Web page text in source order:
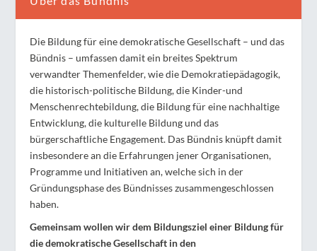
Die Bildung für eine demokratische Gesellschaft – und das
Bündnis – umfassen damit ein breites Spektrum
verwandter Themenfelder, wie die Demokratiepädagogik,
die historisch-politische Bildung, die Kinder-und
Menschenrechtebildung, die Bildung für eine nachhaltige
Entwicklung, die kulturelle Bildung und das
bürgerschaftliche Engagement. Das Bündnis knüpft damit
insbesondere an die Erfahrungen jener Organisationen,
Programme und Initiativen an, welche sich in der
Gründungsphase des Bündnisses zusammengeschlossen
haben.
Gemeinsam wollen wir dem Bildungsziel einer Bildung für
die demokratische Gesellschaft in den